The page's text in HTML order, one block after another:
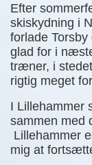
Efter
skiskydning i
forlade
glad for i
træner, i
rigtig meget
I Lillehammer
sammen med
Lillehammer
mig at